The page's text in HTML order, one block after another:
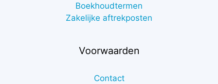
Boekhoudtermen
Zakelijke aftrekposten
Voorwaarden
Contact